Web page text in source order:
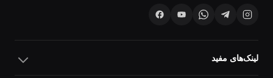
لینک‌های مفید